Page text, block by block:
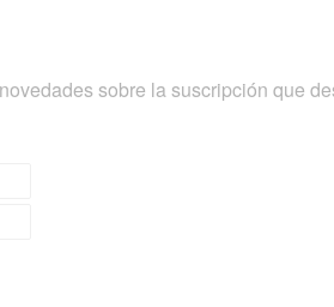
sobre la suscripción que